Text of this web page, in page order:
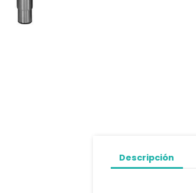
Descripción